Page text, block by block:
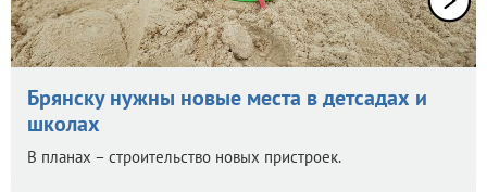
Брянску нужны новые места в детсадах и
школах
В планах – строительство новых пристроек.